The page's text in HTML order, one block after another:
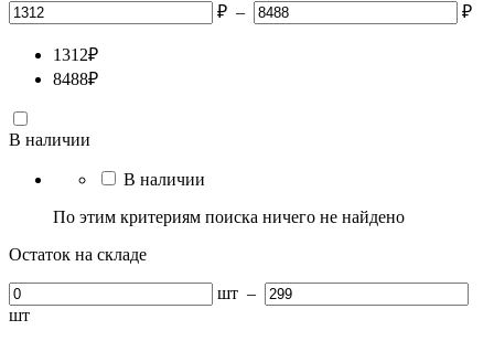
₽ – ₽
1312₽
8488₽
В наличии
В наличии
По этим критериям поиска ничего не найдено
Остаток на складе
шт –
шт